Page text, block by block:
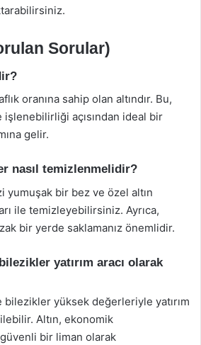
Sorular)
oranına sahip olan altındır. Bu,
işlenebilirliği açısından ideal bir
gelir.
nasıl temizlenmelidir?
yumuşak bir bez ve özel altın
ile temizleyebilirsiniz. Ayrıca,
bir yerde saklamanız önemlidir.
yatırım aracı olarak
bilezikler yüksek değerleriyle yatırım
Altın, ekonomik
bir liman olarak